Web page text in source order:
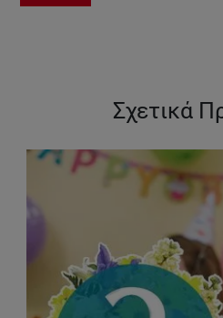
Σχετικά